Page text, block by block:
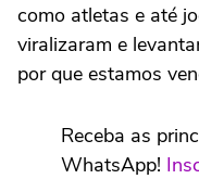
como atletas e até
viralizaram e
por que estamos
Receba as
WhatsApp!